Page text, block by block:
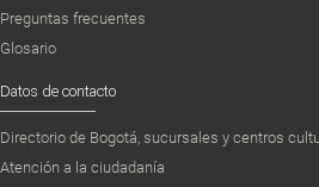
Preguntas frecuentes
Glosario
Datos de contacto
Directorio de Bogotá, sucursales y centros
Atención a la ciudadanía